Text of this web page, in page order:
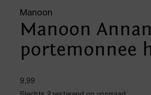
Manoon
Manoon
portemonnee
9,99